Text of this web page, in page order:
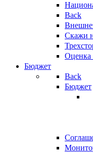
Back
Скажи
Оценка
Бюджет
Back
Бюджет